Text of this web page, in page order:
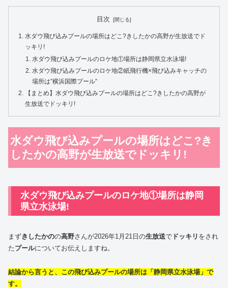
目次
水ダウ飛び込みプールの場所はどこ?きしたかの高野が生放送でド
ッキリ!
水ダウ飛び込みプールのロケ地①場所は静岡県立水泳場!
水ダウ飛び込みプールのロケ地②紙飛行機×飛び込みキャッチの
場所は”横浜国際プール”
【まとめ】水ダウ飛び込みプールの場所はどこ?きしたかの高野が
生放送でドッキリ!
水ダウ飛び込みプールの場所はどこ?き
したかの高野が生放送でドッキリ!
水ダウ飛び込みプールのロケ地①場所は静岡
県立水泳場!
まずきしたかのの高野さんが2026年1月21日の生放送で ドッキリ をされ
たプールについてお伝えしますね。
結論から言うと、この飛び込みプールの場所は「静岡県立水泳場」で
す。